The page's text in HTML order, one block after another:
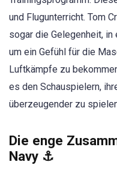
und Flugunterricht. Tom
sogar die Gelegenheit,
um ein Gefühl für die
Luftkämpfe zu
es den Schauspielern,
überzeugender zu
Die enge
Navy ⚓